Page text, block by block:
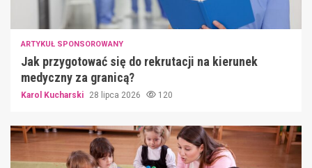
ARTYKUŁ SPONSOROWANY
Jak przygotować się do rekrutacji na kierunek
medyczny za granicą?
Karol Kucharski 28 lipca 2026 120